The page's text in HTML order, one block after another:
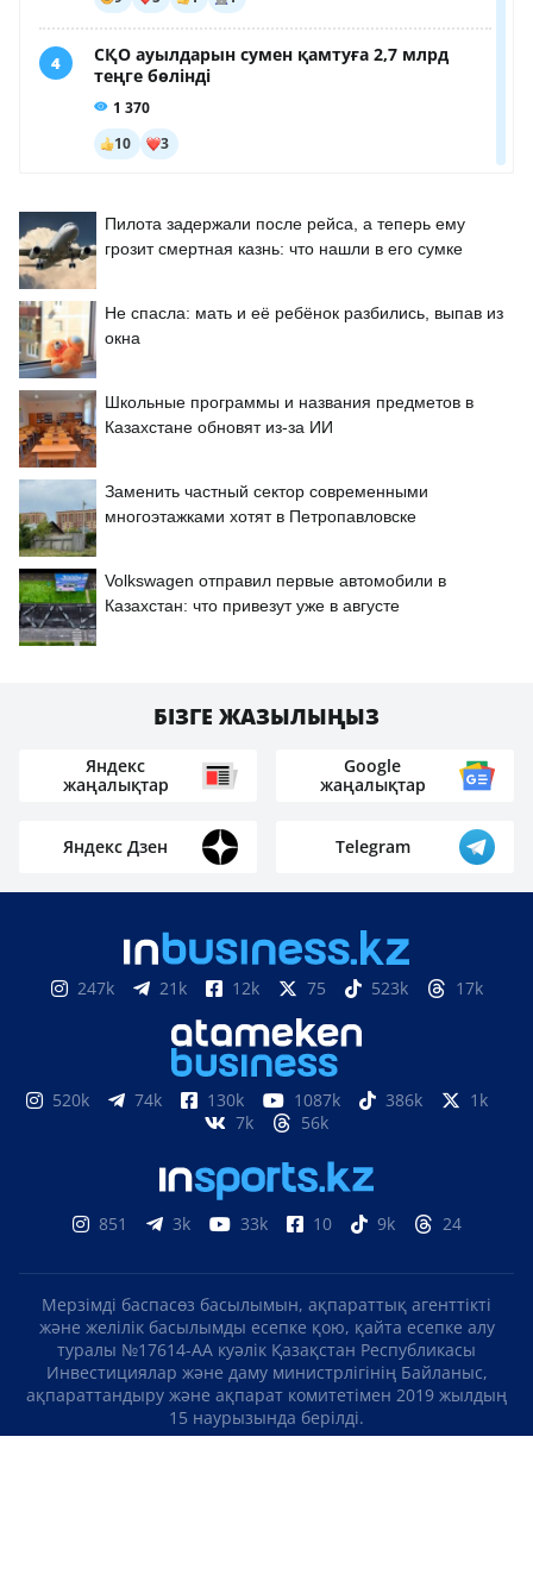
Пилота задержали после рейса, а теперь ему
грозит смертная казнь: что нашли в его сумке
Не спасла: мать и её ребёнок разбились, выпав из
окна
Школьные программы и названия предметов в
Казахстане обновят из-за ИИ
Заменить частный сектор современными
многоэтажками хотят в Петропавловске
Volkswagen отправил первые автомобили в
Казахстан: что привезут уже в августе
БІЗГЕ ЖАЗЫЛЫҢЫЗ
Яндекс
жаңалықтар
Google
жаңалықтар
Яндекс Дзен Telegram
247k 21k 12k 75 523k 17k
520k 74k 130k 1087k 386k
1k
7k
56k
851 3k 33k 10 9k 24
Мерзімді баспасөз басылымын, ақпараттық агенттікті
және желілік басылымды есепке қою, қайта есепке алу
туралы №17614-АА куәлік Қазақстан Республикасы
Инвестициялар және даму министрлігінің Байланыс,
ақпараттандыру және ақпарат комитетімен 2019 жылдың
15 наурызында берілді.